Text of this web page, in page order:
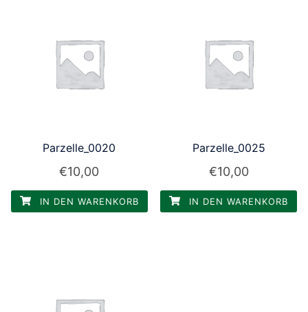
Parzelle_0020
€10,00
IN DEN WARENKORB
Parzelle_0025
€10,00
IN DEN WARENKORB